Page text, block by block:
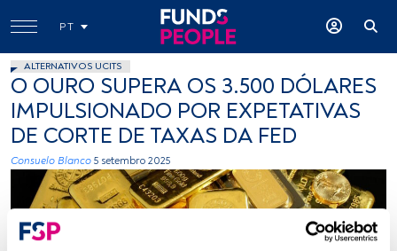
PT
ALTERNATIVOS UCITS
O OURO SUPERA OS 3.500 DÓLARES
IMPULSIONADO POR EXPETATIVAS
DE CORTE DE TAXAS DA FED
Consuelo Blanco 5 setembro 2025